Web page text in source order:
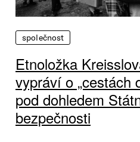
společnost
Etnoložka
vypráví o „cestách
pod dohledem
bezpečnosti